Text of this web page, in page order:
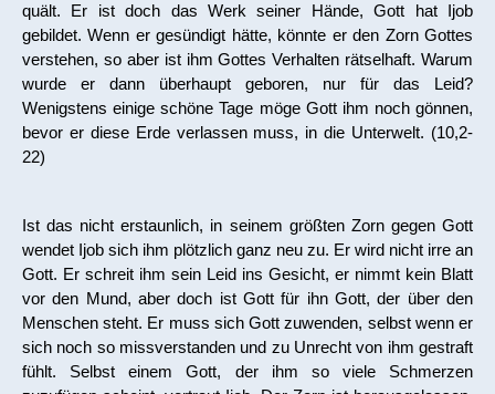
quält. Er ist doch das Werk seiner Hände, Gott hat Ijob
gebildet. Wenn er gesündigt hätte, könnte er den Zorn Gottes
verstehen, so aber ist ihm Gottes Verhalten rätselhaft. Warum
wurde er dann überhaupt geboren, nur für das Leid?
Wenigstens einige schöne Tage möge Gott ihm noch gönnen,
bevor er diese Erde verlassen muss, in die Unterwelt. (10,2-
22)
Ist das nicht erstaunlich, in seinem größten Zorn gegen Gott
wendet Ijob sich ihm plötzlich ganz neu zu. Er wird nicht irre an
Gott. Er schreit ihm sein Leid ins Gesicht, er nimmt kein Blatt
vor den Mund, aber doch ist Gott für ihn Gott, der über den
Menschen steht. Er muss sich Gott zuwenden, selbst wenn er
sich noch so missverstanden und zu Unrecht von ihm gestraft
fühlt. Selbst einem Gott, der ihm so viele Schmerzen